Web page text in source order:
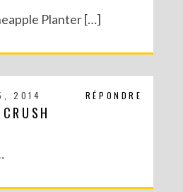
Planter […]
RÉPONDRE
2014